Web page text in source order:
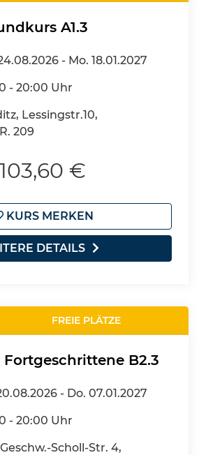
A1.3
- Mo. 18.01.2027
- 20:00 Uhr
Lessingstr.10,
209
103,60 €
KURS MERKEN
DETAILS
FREIE PLÄTZE
B2.3
- Do. 07.01.2027
- 20:00 Uhr
Scholl-Str. 4,